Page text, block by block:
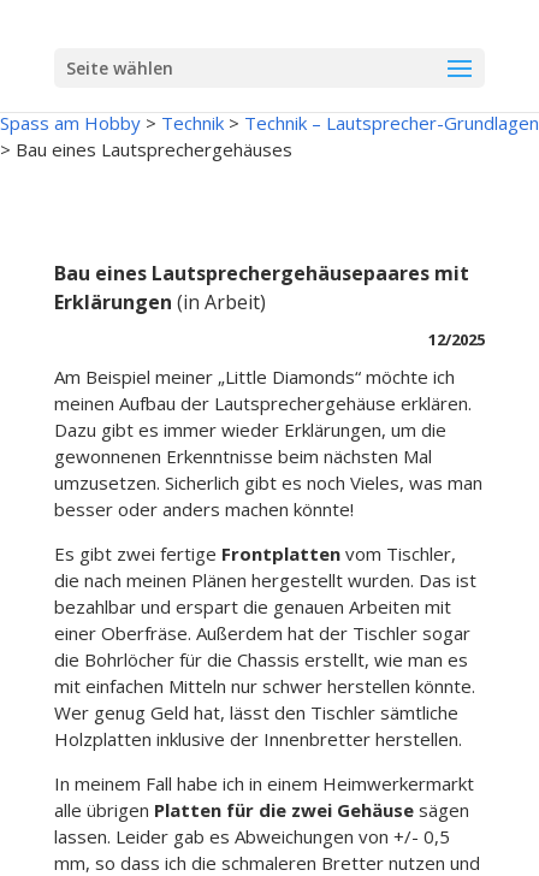
Seite wählen
Spass am Hobby > Technik > Technik – Lautsprecher-Grundlagen
> Bau eines Lautsprechergehäuses
Bau eines Lautsprechergehäusepaares mit
Erklärungen (in Arbeit)
12/2025
Am Beispiel meiner „Little Diamonds“ möchte ich
meinen Aufbau der Lautsprechergehäuse erklären.
Dazu gibt es immer wieder Erklärungen, um die
gewonnenen Erkenntnisse beim nächsten Mal
umzusetzen. Sicherlich gibt es noch Vieles, was man
besser oder anders machen könnte!
Es gibt zwei fertige Frontplattenvom Tischler,
die nach meinen Plänen hergestellt wurden. Das ist
bezahlbar und erspart die genauen Arbeiten mit
einer Oberfräse. Außerdem hat der Tischler sogar
die Bohrlöcher für die Chassis erstellt, wie man es
mit einfachen Mitteln nur schwer herstellen könnte.
Wer genug Geld hat, lässt den Tischler sämtliche
Holzplatten inklusive der Innenbretter herstellen.
In meinem Fall habe ich in einem Heimwerkermarkt
alle übrigen Platten für die zwei Gehäusesägen
lassen. Leider gab es Abweichungen von +/- 0,5
mm, so dass ich die schmaleren Bretter nutzen und